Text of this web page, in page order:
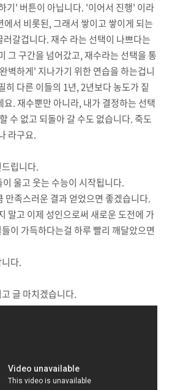
기' 버튼이 아닙니다. '이어서 진행' 이라
서 비롯된, 그래서 쌓이고 쌓이게 되는
갈겁니다. 재수 라는 선택이 나쁘다는
그 구간을 넘어갔고, 재수라는 선택을 통
벽하게' 지나가기 위한 연습을 하는겁니
히 다른 이들의 1년, 2년보다 농도가 짙
. 재수뿐만 아니라, 내가 결정하는 선택
수 없고 되돌아 갈 수도 없습니다. 죽도
라구요.
립니다.
울고 웃는 수능이 시작됩니다.
만족스러운 결과 얻었으면 좋겠습니다.
말고 이제 성인으로써 새로운 도전에 가
이 가득하다는걸 하루 빨리 깨달았으면
다.
글 마치겠습니다.